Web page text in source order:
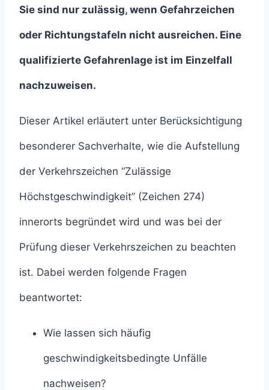
Sie sind nur zulässig, wenn Gefahrzeichen
oder Richtungstafeln nicht ausreichen. Eine
qualifizierte Gefahrenlage ist im Einzelfall
nachzuweisen.
Dieser Artikel erläutert unter Berücksichtigung
besonderer Sachverhalte, wie die Aufstellung
der Verkehrszeichen “Zulässige
Höchstgeschwindigkeit” (Zeichen 274)
innerorts begründet wird und was bei der
Prüfung dieser Verkehrszeichen zu beachten
ist. Dabei werden folgende Fragen
beantwortet:
Wie lassen sich häufig
geschwindigkeitsbedingte Unfälle
nachweisen?